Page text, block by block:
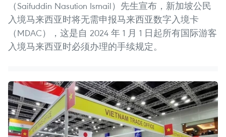
（Saifuddin Nasution Ismail）先生宣布，新加坡公民
入境马来西亚时将无需申报马来西亚数字入境卡
（MDAC），这是自 2024 年 1 月 1 日起所有国际游客
入境马来西亚时必须办理的手续规定。